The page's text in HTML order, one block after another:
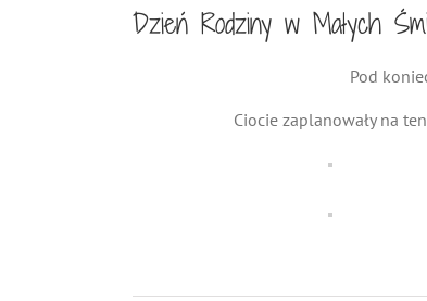
Dzień Rodziny w Małych
Pod
Ciocie zaplanowały na